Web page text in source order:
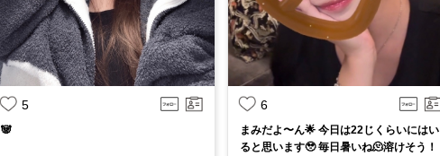
5
🐼
6
まみだよ〜ん🌟 今日は22じくらいにはい
ると思います🥹 毎日暑いね🫠溶けそう！